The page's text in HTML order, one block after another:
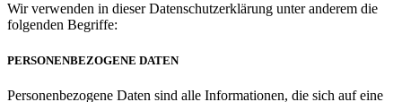
Wir verwenden in dieser Datenschutzerklärung unter anderem die
folgenden Begriffe:
PERSONENBEZOGENE DATEN
Personenbezogene Daten sind alle Informationen, die sich auf eine